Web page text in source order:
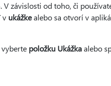
závislosti od toho, či
v ukážkealebo sa otvorí v
položku Ukážkaalebo